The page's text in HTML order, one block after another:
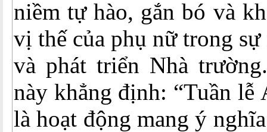
niềm tự hào, gắn bó và
vị thế của phụ nữ trong
và phát triển Nhà
này khẳng định: “Tuần lễ
là hoạt động mang ý